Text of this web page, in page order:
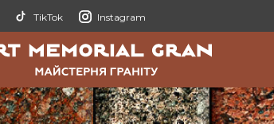
TikTok Instagram